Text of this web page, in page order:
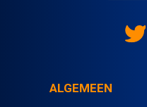
ALGEMEEN